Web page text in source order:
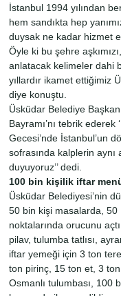
İstanbul 1994 yılından
hem sandıkta hep
duysak ne kadar hizmet
Öyle ki bu şehre
anlatacak kelimeler dahi
yıllardır ikamet ettiğimiz
diye konuştu.
Üsküdar Belediye
Bayramı’nı tebrik ederek
Gecesi’nde İstanbul’un
sofrasında kalplerin
duyuyoruz’’ dedi.
100 bin kişilik iftar
Üsküdar Belediyesi’nin
50 bin kişi masalarda, 50
noktalarında orucunu
pilav, tulumba tatlısı,
iftar yemeği için 3 ton
ton pirinç, 15 ton et, 3
Osmanlı tulumbası, 100